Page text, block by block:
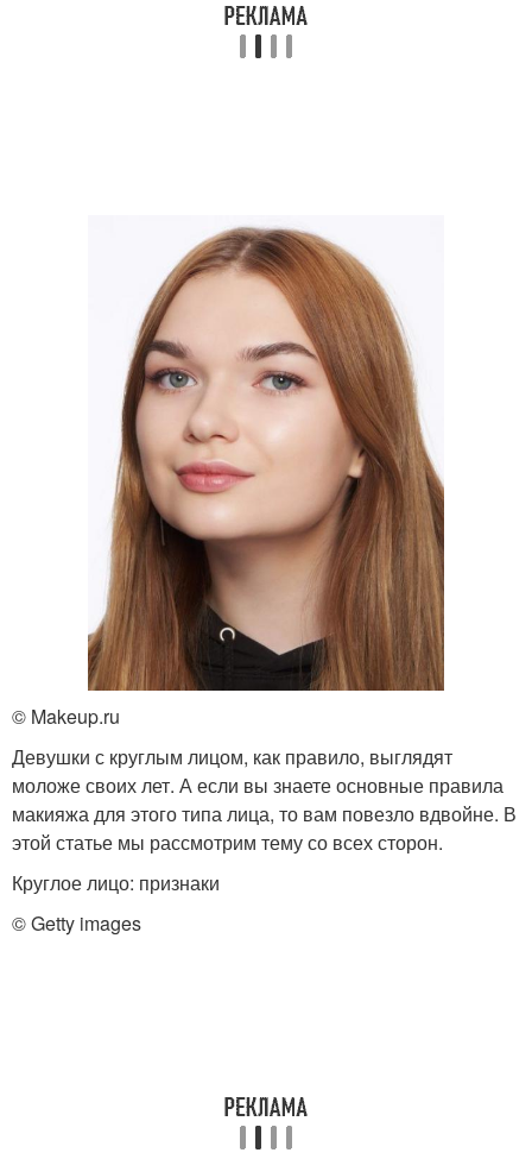
© Makeup.ru
Девушки с круглым лицом, как правило, выглядят
моложе своих лет. А если вы знаете основные правила
макияжа для этого типа лица, то вам повезло вдвойне. В
этой статье мы рассмотрим тему со всех сторон.
Круглое лицо: признаки
© Getty images